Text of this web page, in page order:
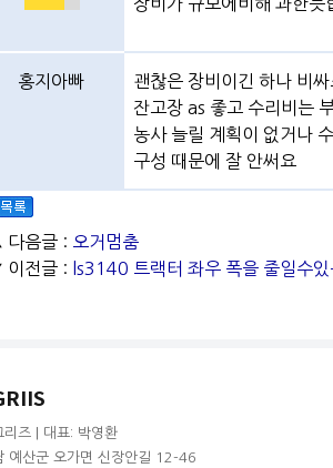
홍지아빠
괜찮은 장비이긴 하나 비싸
잔고장 as 좋고 수리비는
농사 늘릴 계획이 없거나
구성 때문에 잘 안써요
음글 : 오거멈춤
전글 : ls3140 트랙터 좌우 폭을 줄일수
리즈 | 대표: 박영환
예산군 오가면 신장안길 12-46